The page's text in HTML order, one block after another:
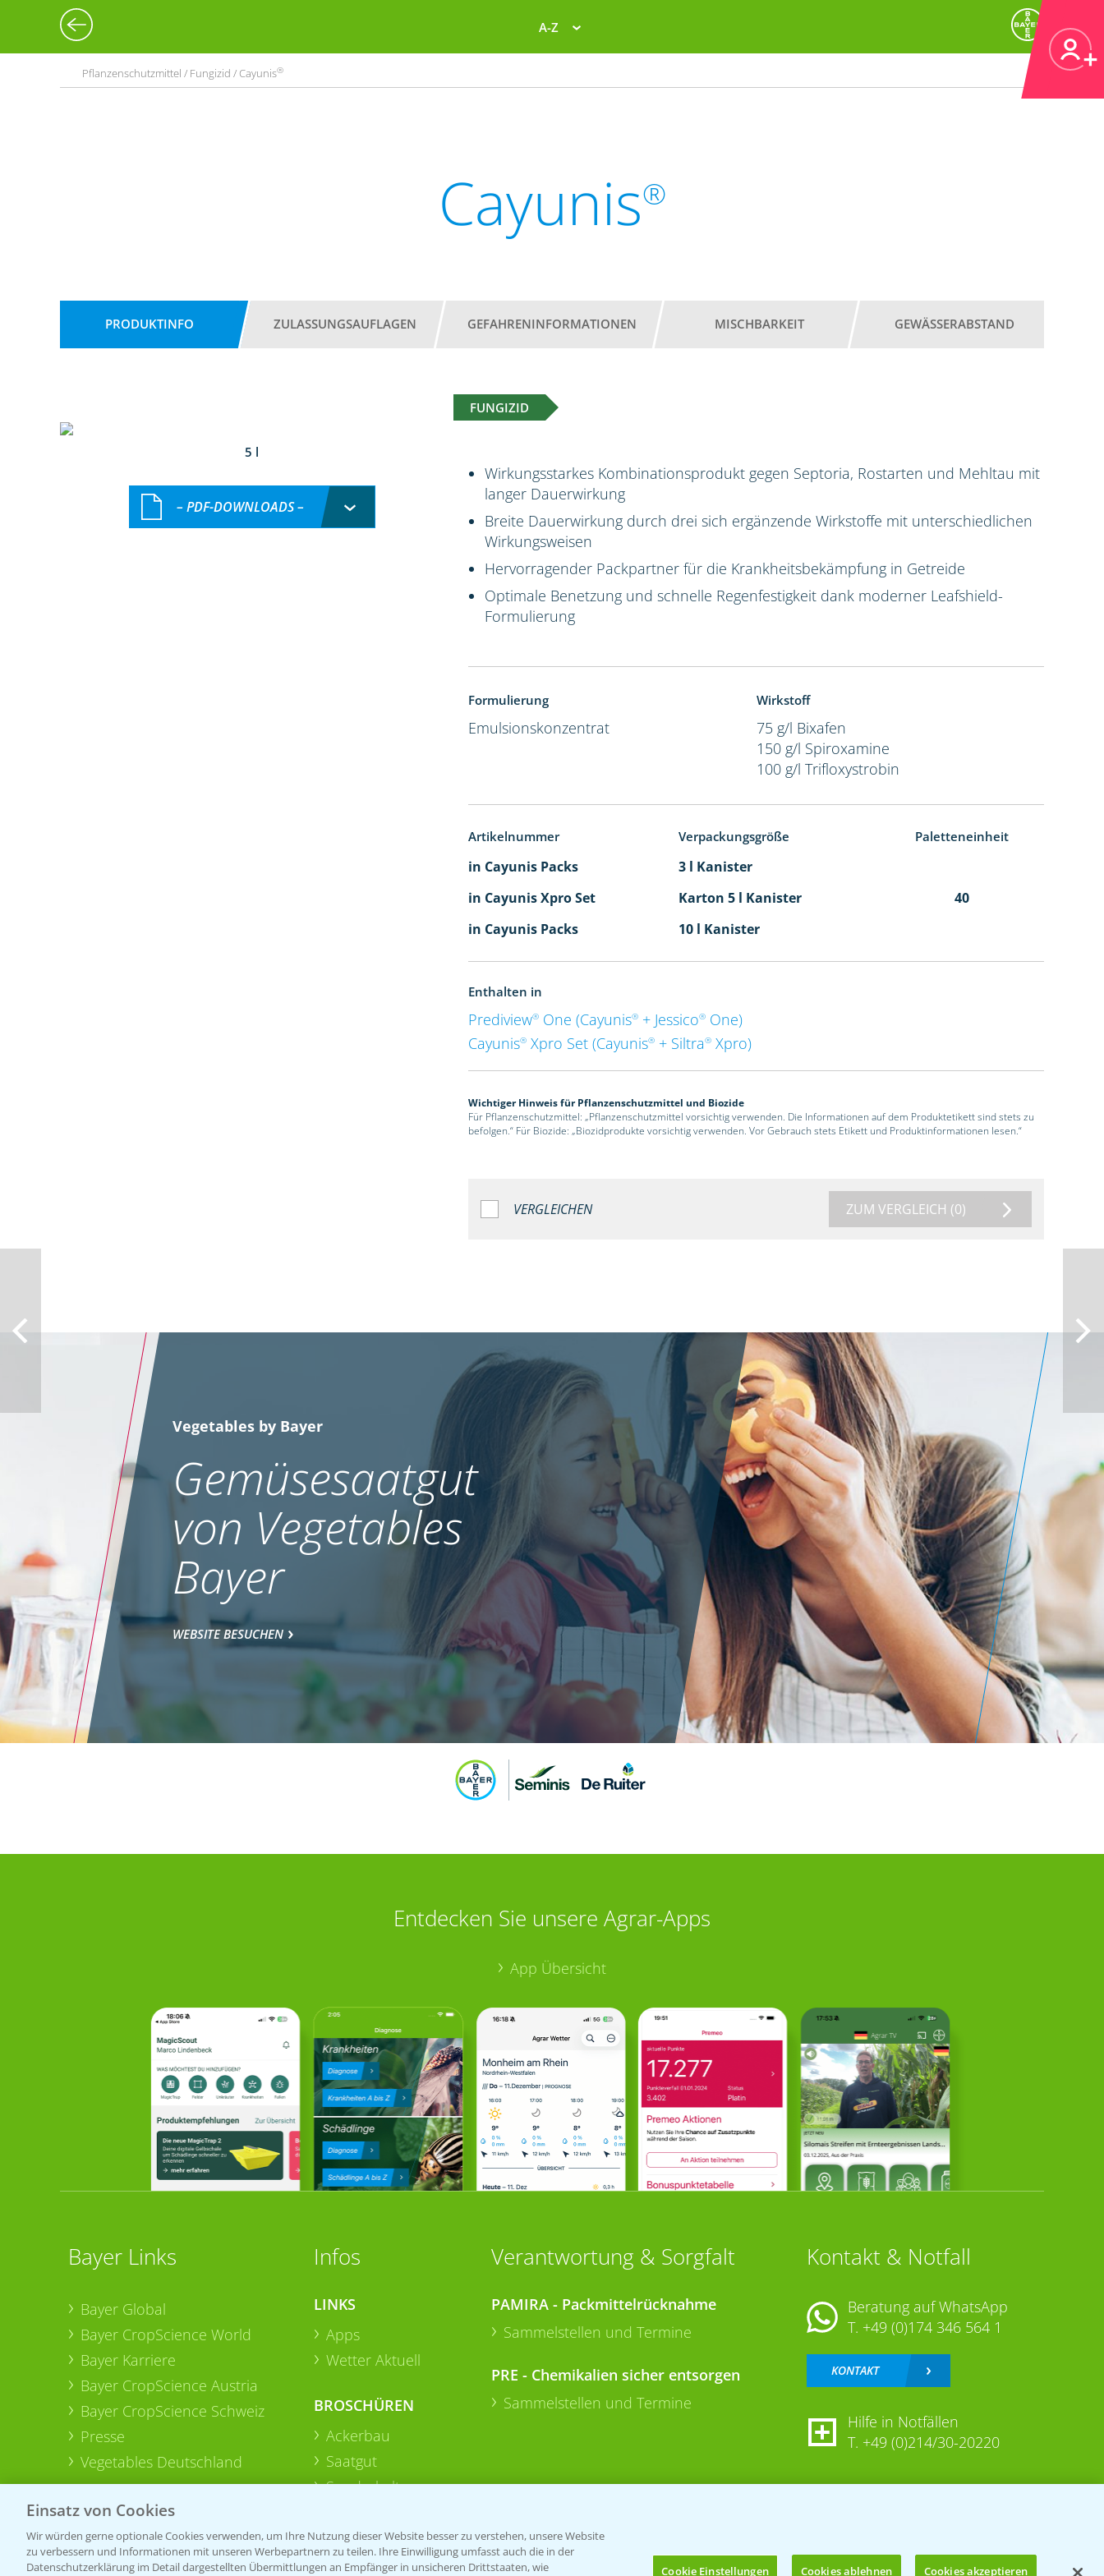
A-Z
Pflanzenschutzmittel / Fungizid / Cayunis®
Cayunis®
PRODUKTINFO ZULASSUNGSAUFLAGEN GEFAHRENINFORMATIONEN MISCHBARKEIT GEWÄSSERABSTAND
FUNGIZID
5 l
– PDF-DOWNLOADS –
Wirkungsstarkes Kombinationsprodukt gegen Septoria, Rostarten und Mehltau mit
langer Dauerwirkung
Breite Dauerwirkung durch drei sich ergänzende Wirkstoffe mit unterschiedlichen
Wirkungsweisen
Hervorragender Packpartner für die Krankheitsbekämpfung in Getreide
Optimale Benetzung und schnelle Regenfestigkeit dank moderner Leafshield-
Formulierung
Formulierung
Emulsionskonzentrat
Wirkstoff
75 g/l Bixafen
150 g/l Spiroxamine
100 g/l Trifloxystrobin
Artikelnummer Verpackungsgröße Paletteneinheit
in Cayunis Packs
3 l Kanister
in Cayunis Xpro Set
Karton 5 l Kanister
40
in Cayunis Packs
10 l Kanister
Enthalten in
Prediview® One (Cayunis® + Jessico® One)
Cayunis® Xpro Set (Cayunis® + Siltra® Xpro)
Wichtiger Hinweis für Pflanzenschutzmittel und Biozide
Für Pflanzenschutzmittel: „Pflanzenschutzmittel vorsichtig verwenden. Die Informationen auf dem Produktetikett sind stets zu
befolgen.“ Für Biozide: „Biozidprodukte vorsichtig verwenden. Vor Gebrauch stets Etikett und Produktinformationen lesen.“
VERGLEICHEN ZUM VERGLEICH (0)
Vegetables by Bayer
Gemüsesaatgut
von Vegetables
Bayer
WEBSITE BESUCHEN
Entdecken Sie unsere Agrar-Apps
App Übersicht
Bayer Links
Bayer Global
Bayer CropScience World
Bayer Karriere
Bayer CropScience Austria
Bayer CropScience Schweiz
Presse
Vegetables Deutschland
Infos
LINKS
Apps
Wetter Aktuell
BROSCHÜREN
Ackerbau
Saatgut
Sonderkulturen
Verantwortung & Sorgfalt
PAMIRA - Packmittelrücknahme
Sammelstellen und Termine
PRE - Chemikalien sicher entsorgen
Sammelstellen und Termine
Kontakt & Notfall
Beratung auf WhatsApp
T. +49 (0)174 346 564 1
KONTAKT
Hilfe in Notfällen
T. +49 (0)214/30-20220
Einsatz von Cookies
Wir würden gerne optionale Cookies verwenden, um Ihre Nutzung dieser Website besser zu verstehen, unsere Website
zu verbessern und Informationen mit unseren Werbepartnern zu teilen. Ihre Einwilligung umfasst auch die in der
Datenschutzerklärung im Detail dargestellten Übermittlungen an Empfänger in unsicheren Drittstaaten, wie
Cookie Einstellungen Cookies ablehnen Cookies akzeptieren